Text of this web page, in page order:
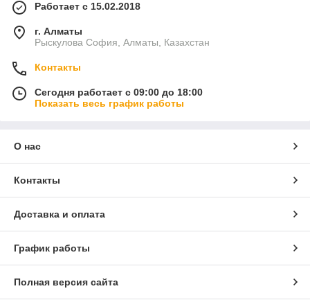
Работает с 15.02.2018
г. Алматы
Рыскулова София, Алматы, Казахстан
Контакты
Сегодня работает с 09:00 до 18:00
Показать весь график работы
О нас
Контакты
Доставка и оплата
График работы
Полная версия сайта